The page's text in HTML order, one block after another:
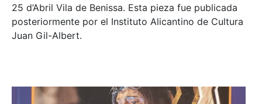
25 d’Abril Vila de Benissa. Esta pieza fue publicada
posteriormente por el Instituto Alicantino de Cultura
Juan Gil-Albert.